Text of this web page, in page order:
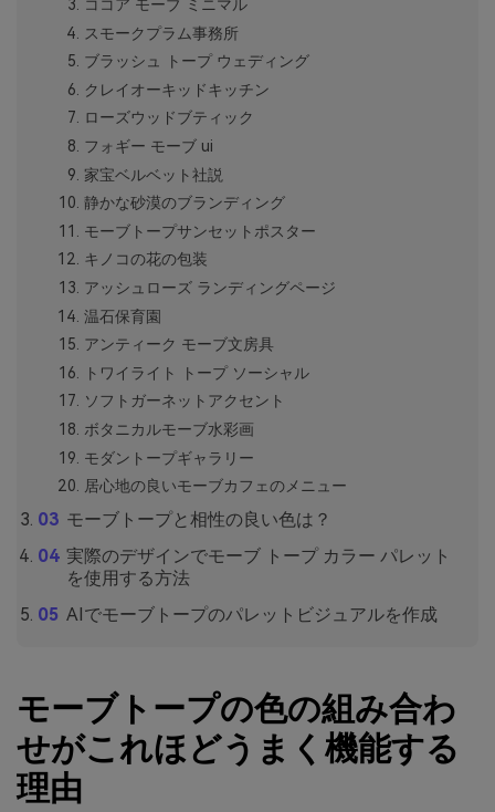
ココア モーブ ミニマル
スモークプラム事務所
ブラッシュ トープ ウェディング
クレイオーキッドキッチン
ローズウッドブティック
フォギー モーブ ui
家宝ベルベット社説
静かな砂漠のブランディング
モーブトープサンセットポスター
キノコの花の包装
アッシュローズ ランディングページ
温石保育園
アンティーク モーブ文房具
トワイライト トープ ソーシャル
ソフトガーネットアクセント
ボタニカルモーブ水彩画
モダントープギャラリー
居心地の良いモーブカフェのメニュー
モーブトープと相性の良い色は？
実際のデザインでモーブ トープ カラー パレット
を使用する方法
AIでモーブトープのパレットビジュアルを作成
モーブトープの色の組み合わ
せがこれほどうまく機能する
理由